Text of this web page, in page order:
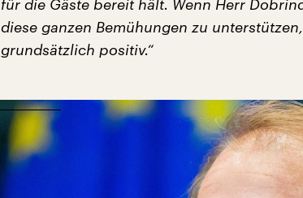
für die Gäste bereit hält. Wenn Herr
diese ganzen Bemühungen zu
grundsätzlich positiv.“